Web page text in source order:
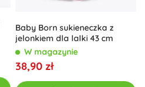
Baby Born sukieneczka z
jelonkiem dla lalki 43 cm
W magazynie
38,90 zł